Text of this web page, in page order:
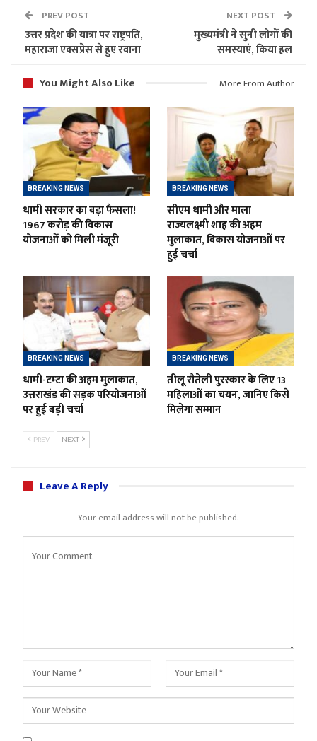
PREV POST
उत्तर प्रदेश की यात्रा पर राष्ट्रपति,
महाराजा एक्सप्रेस से हुए रवाना
NEXT POST
मुख्यमंत्री ने सुनी लोगों की
समस्याएं, किया हल
You Might Also Like
More From Author
BREAKING NEWS
धामी सरकार का बड़ा फैसला!
1967 करोड़ की विकास
योजनाओं को मिली मंजूरी
BREAKING NEWS
सीएम धामी और माला
राज्यलक्ष्मी शाह की अहम
मुलाकात, विकास योजनाओं पर
हुई चर्चा
BREAKING NEWS
धामी-टम्टा की अहम मुलाकात,
उत्तराखंड की सड़क परियोजनाओं
पर हुई बड़ी चर्चा
BREAKING NEWS
तीलू रौतेली पुरस्कार के लिए 13
महिलाओं का चयन, जानिए किसे
मिलेगा सम्मान
PREV NEXT
Leave A Reply
Your email address will not be published.